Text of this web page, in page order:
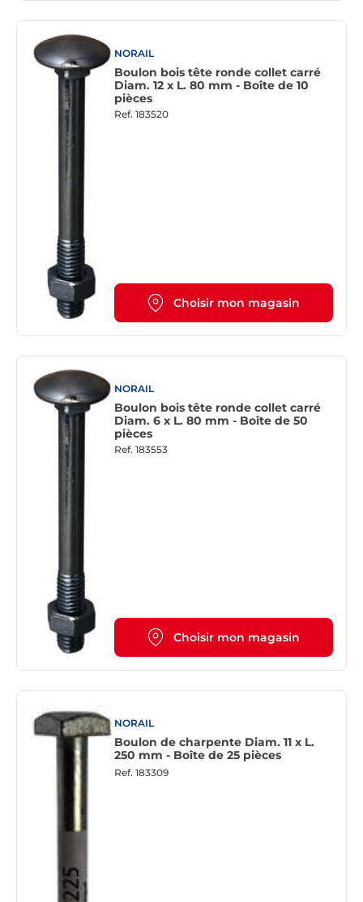
NORAIL
Boulon bois tête ronde collet carré
Diam. 12 x L. 80 mm - Boîte de 10
pièces
Ref. 183520
Choisir mon magasin
NORAIL
Boulon bois tête ronde collet carré
Diam. 6 x L. 80 mm - Boîte de 50
pièces
Ref. 183553
Choisir mon magasin
NORAIL
Boulon de charpente Diam. 11 x L.
250 mm - Boîte de 25 pièces
Ref. 183309